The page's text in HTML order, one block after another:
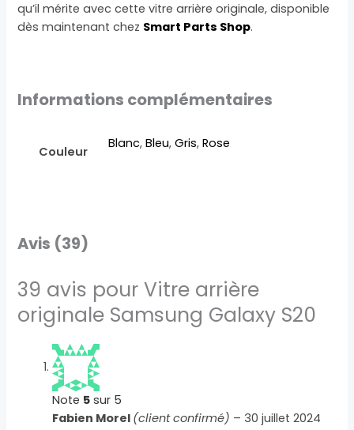
qu’il mérite avec cette vitre arrière originale, disponible
dès maintenant chez Smart Parts Shop.
Informations complémentaires
Couleur
Blanc,Bleu,Gris,Rose
Avis (39)
39 avis pourVitre arrière
originale Samsung Galaxy S20
Note 5 sur 5
Fabien Morel (client confirmé) – 30 juillet 2024